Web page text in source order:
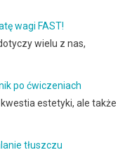
wagi FAST!
wielu z nas,
po ćwiczeniach
estetyki, ale także
tłuszczu